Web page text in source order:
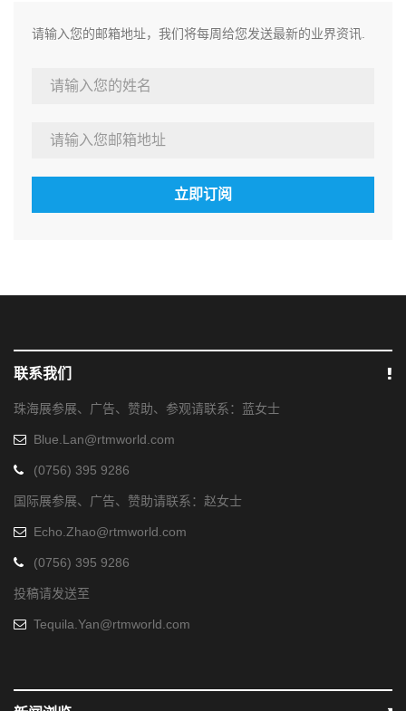
请输入您的邮箱地址，我们将每周给您发送最新的业界资讯.
立即订阅
联系我们
珠海展参展、广告、赞助、参观请联系：蓝女士
Blue.Lan@rtmworld.com
(0756) 395 9286
国际展参展、广告、赞助请联系：赵女士
Echo.Zhao@rtmworld.com
(0756) 395 9286
投稿请发送至
Tequila.Yan@rtmworld.com